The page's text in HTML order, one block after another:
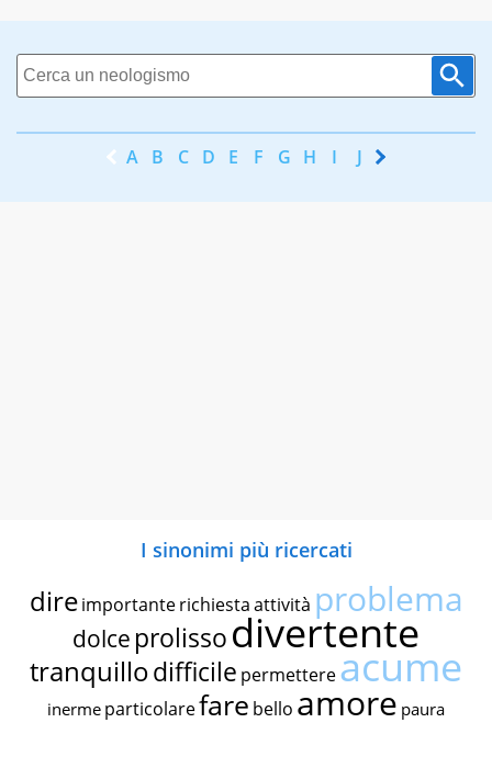
A B C D E F G H I J K
I sinonimi più ricercati
dire importante richiestaattività problema
dolce prolissodivertente
tranquillodifficile permettereacume
inerme particolarefare bello amore paura